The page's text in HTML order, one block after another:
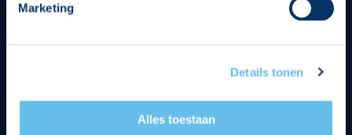
Marketing
Details tonen
Alles toestaan